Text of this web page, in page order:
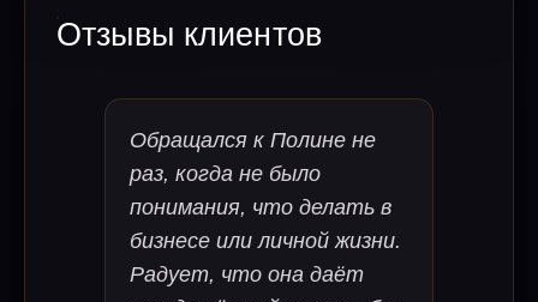
Отзывы клиентов
Обращался к Полине не
раз, когда не было
понимания, что делать в
бизнесе или личной жизни.
Радует, что она даёт